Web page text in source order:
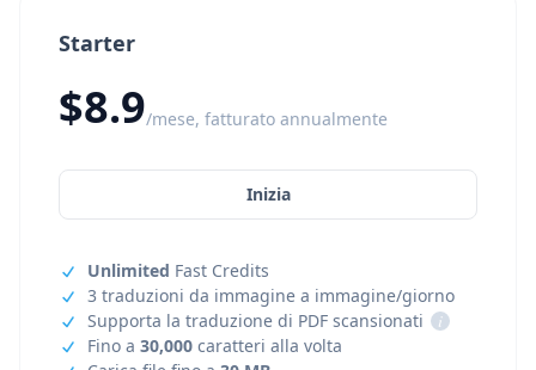
Starter
$8.9/mese, fatturato annualmente
Inizia
Unlimited Fast Credits
3 traduzioni da immagine a immagine/giorno
Supporta la traduzione di PDF scansionati
i
Fino a 30,000 caratteri alla volta